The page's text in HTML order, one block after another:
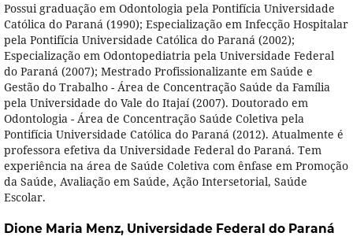
Possui graduação em Odontologia pela Pontifícia Universidade
Católica do Paraná (1990); Especialização em Infecção Hospitalar
pela Pontifícia Universidade Católica do Paraná (2002);
Especialização em Odontopediatria pela Universidade Federal
do Paraná (2007); Mestrado Profissionalizante em Saúde e
Gestão do Trabalho - Área de Concentração Saúde da Família
pela Universidade do Vale do Itajaí (2007). Doutorado em
Odontologia - Área de Concentração Saúde Coletiva pela
Pontifícia Universidade Católica do Paraná (2012). Atualmente é
professora efetiva da Universidade Federal do Paraná. Tem
experiência na área de Saúde Coletiva com ênfase em Promoção
da Saúde, Avaliação em Saúde, Ação Intersetorial, Saúde
Escolar.
Dione Maria Menz, Universidade Federal do Paraná